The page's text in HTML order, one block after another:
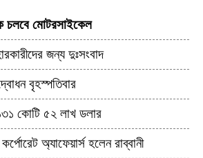
চলবে মোটরসাইকেল
জন্য দুঃসংবাদ
বৃহস্পতিবার
কোটি ৫২ লাখ ডলার
অ্যাফেয়ার্স হলেন রাব্বানী